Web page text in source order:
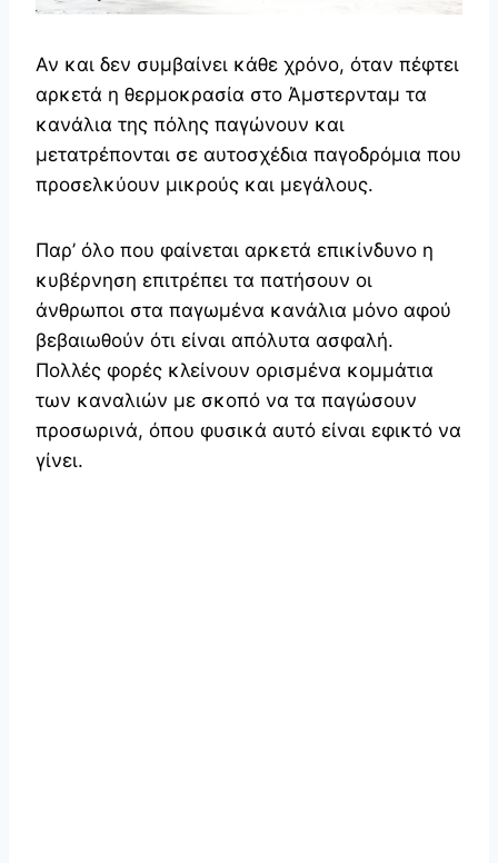
Αν και δεν συμβαίνει κάθε χρόνο, όταν πέφτει
αρκετά η θερμοκρασία στο Άμστερνταμ τα
κανάλια της πόλης παγώνουν και
μετατρέπονται σε αυτοσχέδια παγοδρόμια που
προσελκύουν μικρούς και μεγάλους.
Παρ’ όλο που φαίνεται αρκετά επικίνδυνο η
κυβέρνηση επιτρέπει τα πατήσουν οι
άνθρωποι στα παγωμένα κανάλια μόνο αφού
βεβαιωθούν ότι είναι απόλυτα ασφαλή.
Πολλές φορές κλείνουν ορισμένα κομμάτια
των καναλιών με σκοπό να τα παγώσουν
προσωρινά, όπου φυσικά αυτό είναι εφικτό να
γίνει.